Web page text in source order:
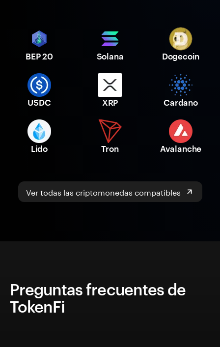
BEP 20 Solana Dogecoin
USDC XRP Cardano
Lido Tron Avalanche
Ver todas las criptomonedas compatibles
Preguntas frecuentes de
TokenFi